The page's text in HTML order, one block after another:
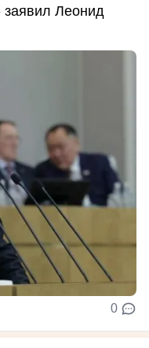
заявил Леонид
0